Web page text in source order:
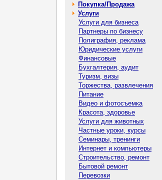
Покупка/Продажа
Услуги
Услуги для бизнеса
Партнеры по бизнесу
Полиграфия, реклама
Юридические услуги
Финансовые
Бухгалтерия, аудит
Туризм, визы
Торжества, развлечения
Питание
Видео и фотосъемка
Красота, здоровье
Услуги для животных
Частные уроки, курсы
Семинары, тренинги
Интернет и компьютеры
Строительство, ремонт
Бытовой ремонт
Перевозки